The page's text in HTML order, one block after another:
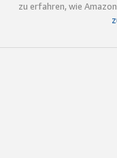
zu erfahren, wie